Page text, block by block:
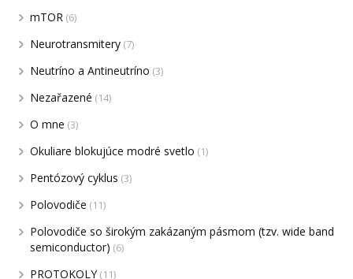
mTOR (6)
Neurotransmitery (7)
Neutríno a Antineutríno (3)
Nezařazené (14)
O mne (3)
Okuliare blokujúce modré svetlo (1)
Pentózový cyklus (3)
Polovodiče (11)
Polovodiče so širokým zakázaným pásmom (tzv. wide band
semiconductor) (6)
PROTOKOLY(11)